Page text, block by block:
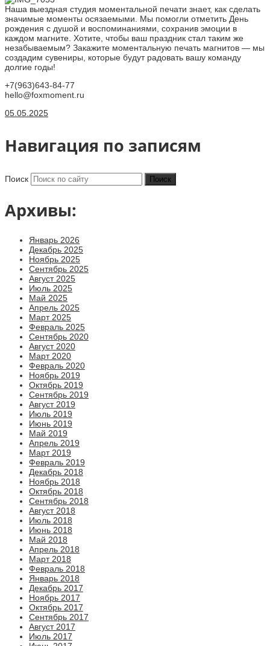
Наша выездная студия моментальной печати знает, как сделать
значимые моменты осязаемыми. Мы помогли отметить День
рождения с душой и воспоминаниями, сохранив эмоции в
каждом магните. Хотите, чтобы ваш праздник стал таким же
незабываемым? Закажите моментальную печать магнитов — мы
создадим сувениры, которые будут радовать вашу команду
долгие годы!
+7(963)643-84-77
hello@foxmoment.ru
05.05.2025
Навигация по записям
Поиск
Архивы:
Январь 2026
Декабрь 2025
Ноябрь 2025
Сентябрь 2025
Август 2025
Июль 2025
Май 2025
Апрель 2025
Март 2025
Февраль 2025
Сентябрь 2020
Август 2020
Март 2020
Февраль 2020
Ноябрь 2019
Октябрь 2019
Сентябрь 2019
Август 2019
Июль 2019
Июнь 2019
Май 2019
Апрель 2019
Март 2019
Февраль 2019
Декабрь 2018
Ноябрь 2018
Октябрь 2018
Сентябрь 2018
Август 2018
Июль 2018
Июнь 2018
Май 2018
Апрель 2018
Март 2018
Февраль 2018
Январь 2018
Декабрь 2017
Ноябрь 2017
Октябрь 2017
Сентябрь 2017
Август 2017
Июль 2017